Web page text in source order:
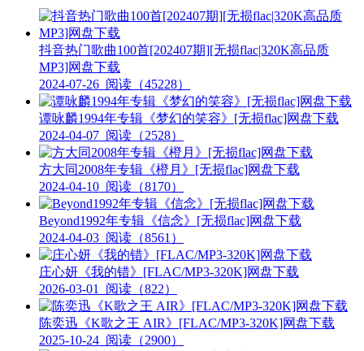
抖音热门歌曲100首[202407期][无损flac|320K高品质
MP3]网盘下载
2024-07-26 阅读（45228）
谭咏麟1994年专辑《梦幻的笑容》[无损flac]网盘下载
2024-04-07 阅读（2528）
方大同2008年专辑《橙月》[无损flac]网盘下载
2024-04-10 阅读（8170）
Beyond1992年专辑《信念》[无损flac]网盘下载
2024-04-03 阅读（8561）
庄心妍《我的错》[FLAC/MP3-320K]网盘下载
2026-03-01
阅读（822）
陈奕迅《K歌之王 AIR》[FLAC/MP3-320K]网盘下载
2025-10-24 阅读（2900）